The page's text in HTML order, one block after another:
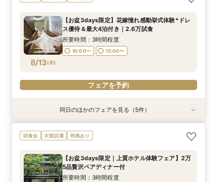
8/12(水)
付&3万円試食
10:00〜 15:00〜
8/12(水)
コース2万円体験
10:00〜 15:00〜
8/12(水)
挙式体験・試食付
10:00〜 15:00〜
8/12(水)
W体験＆豪華試食
10:00〜 15:00〜
8/12(水)
心見学&3万円試食
10:00〜 15:00〜
8/13(木)
【お盆3days限定】花嫁憧れ感動挙式体験*ドレ
ス優待＆最大4泊付き｜2.6万試食
所要時間：3時間程度
10:00〜 15:00〜
フェアを予約
衣装試着 特典あり
8/13(木)
トレンド花嫁注目◎和装も映える上質ホテル2泊
付&3万円試食
10:00〜 15:00〜
衣装試着 特典あり
8/13(木)
おもてなし重視｜1ミシュランキー★選出×ホテル
コース2万円体験
10:00〜 15:00〜
衣装試着 特典あり
8/13(木)
【初めて見学】卒花人気チャペル＆貸切体験｜2
泊3日丸わかり相談会
10:00〜 15:00〜
衣装試着 特典あり
8/13(木)
2軒目以降見学なら*日程＆見積りクイック相談
挙式体験・試食付
10:00〜 15:00〜
衣装試着 特典あり
8/13(木)
即決なし*何も決まって無くてOK!ホテルで貸切
W体験＆豪華試食
10:00〜 15:00〜
同日のほかのフェアを見る（5件）
試食会 衣装試着 特典あり
【お盆3days限定｜上質ホテル体験フェア】2万
5品贅沢ペアディナー付
所要時間：3時間程度